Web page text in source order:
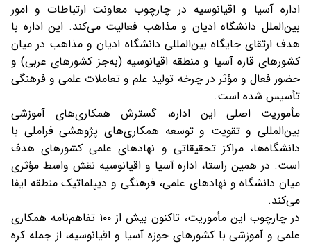
اداره آسیا و اقیانوسیه در چارچوب معاونت ارتباطات و امور
بین‌الملل دانشگاه ادیان و مذاهب فعالیت می‌کند. این اداره با
هدف ارتقای جایگاه بین‌المللی دانشگاه ادیان و مذاهب در میان
کشورهای قاره آسیا و منطقه اقیانوسیه (به‌جز کشورهای عربی) و
حضور فعال و مؤثر در چرخه تولید علم و تعاملات علمی و فرهنگی
تأسیس شده است.
مأموریت اصلی این اداره، گسترش همکاری‌های آموزشی
بین‌المللی و تقویت و توسعه همکاری‌های پژوهشی فراملی با
دانشگاه‌ها، مراکز تحقیقاتی و نهادهای علمی کشورهای هدف
است. در همین راستا، اداره آسیا و اقیانوسیه نقش واسط مؤثری
میان دانشگاه و نهادهای علمی، فرهنگی و دیپلماتیک منطقه ایفا
می‌کند.
در چارچوب این مأموریت، تاکنون بیش از ۱۰۰ تفاهم‌نامه همکاری
علمی و آموزشی با کشورهای حوزه آسیا و اقیانوسیه، از جمله کره